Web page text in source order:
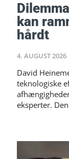
kan
hårdt
4. AUGUST 2026
David
teknologiske